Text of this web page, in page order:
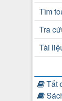
Tìm
Tra
Tài
Tất